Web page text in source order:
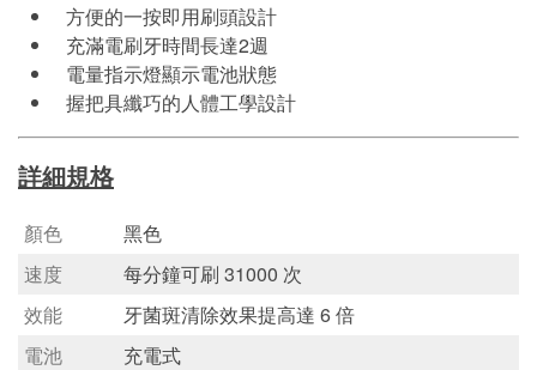
方便的一按即用刷頭設計
充滿電刷牙時間長達2週
電量指示燈顯示電池狀態
握把具纖巧的人體工學設計
詳細規格
顏色
黑色
速度
每分鐘可刷 31000 次
效能
牙菌斑清除效果提高達 6 倍
電池
充電式